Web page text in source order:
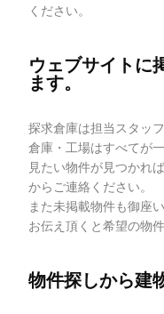
ください。
ウェブサイトに
ます。
探求倉庫は担当スタッ
倉庫・工場はすべてが
見たい物件が見つかれ
からご連絡ください。
また未掲載物件も御座
お伝え頂くと希望の物
物件探しから建